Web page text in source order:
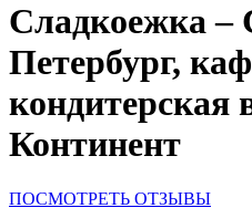
Сладкоежка –
Петербург,
кондитерская
Континент
ПОСМОТРЕТЬ ОТЗЫВЫ